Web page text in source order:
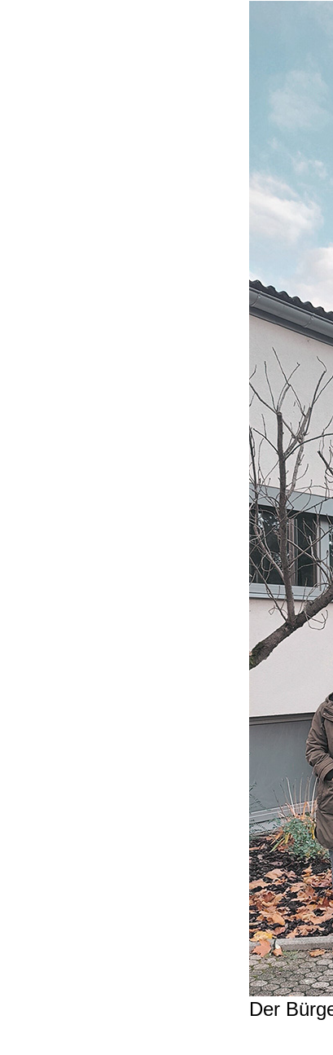
Der